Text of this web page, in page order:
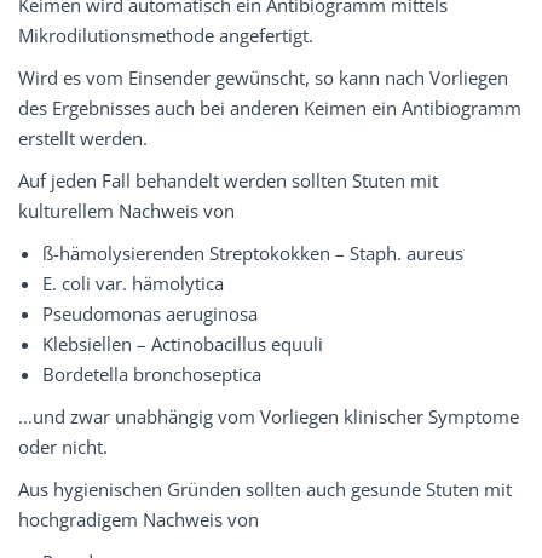
Mikrodilutionsmethode angefertigt.
Wird es vom Einsender gewünscht, so kann nach Vorliegen
des Ergebnisses auch bei anderen Keimen ein Antibiogramm
erstellt werden.
Auf jeden Fall behandelt werden sollten Stuten mit
kulturellem Nachweis von
ß-hämolysierenden Streptokokken – Staph. aureus
E. coli var. hämolytica
Pseudomonas aeruginosa
Klebsiellen – Actinobacillus equuli
Bordetella bronchoseptica
…und zwar unabhängig vom Vorliegen klinischer Symptome
oder nicht.
Aus hygienischen Gründen sollten auch gesunde Stuten mit
hochgradigem Nachweis von